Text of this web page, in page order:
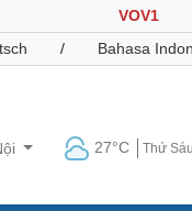
VOV1
/ Bahasa
27°C Thứ